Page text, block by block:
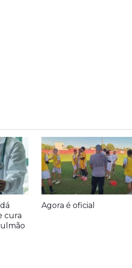
cura
Agora é oficial